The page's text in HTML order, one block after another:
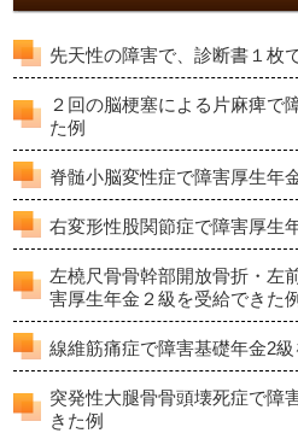
先天性の障害で、診断書１枚
２回の脳梗塞による片麻痺で
た例
脊髄小脳変性症で障害厚生年
右変形性股関節症で障害厚生
左橈尺骨骨幹部開放骨折・左
害厚生年金２級を受給できた例
線維筋痛症で障害基礎年金2
突発性大腿骨骨頭壊死症で障
きた例